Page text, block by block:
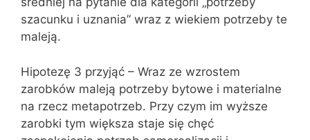
szacunku i uznania” wraz z wiekiem potrzeby te
maleją.
Hipotezę 3 przyjąć – Wraz ze wzrostem
zarobków maleją potrzeby bytowe i materialne
na rzecz metapotrzeb. Przy czym im wyższe
zarobki tym większa staje się chęć